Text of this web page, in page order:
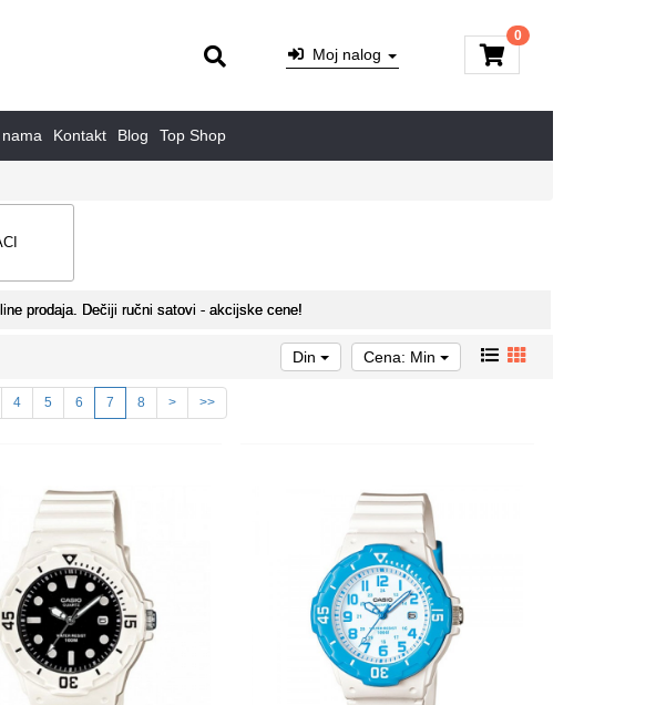
Moj nalog
0
Kontakt Blog Top Shop
prodaja. Dečiji ručni satovi - akcijske cene!
Din Cena: Min
4 5 6 7 8 > >>